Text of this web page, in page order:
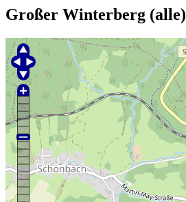
Großer Winterberg (alle)